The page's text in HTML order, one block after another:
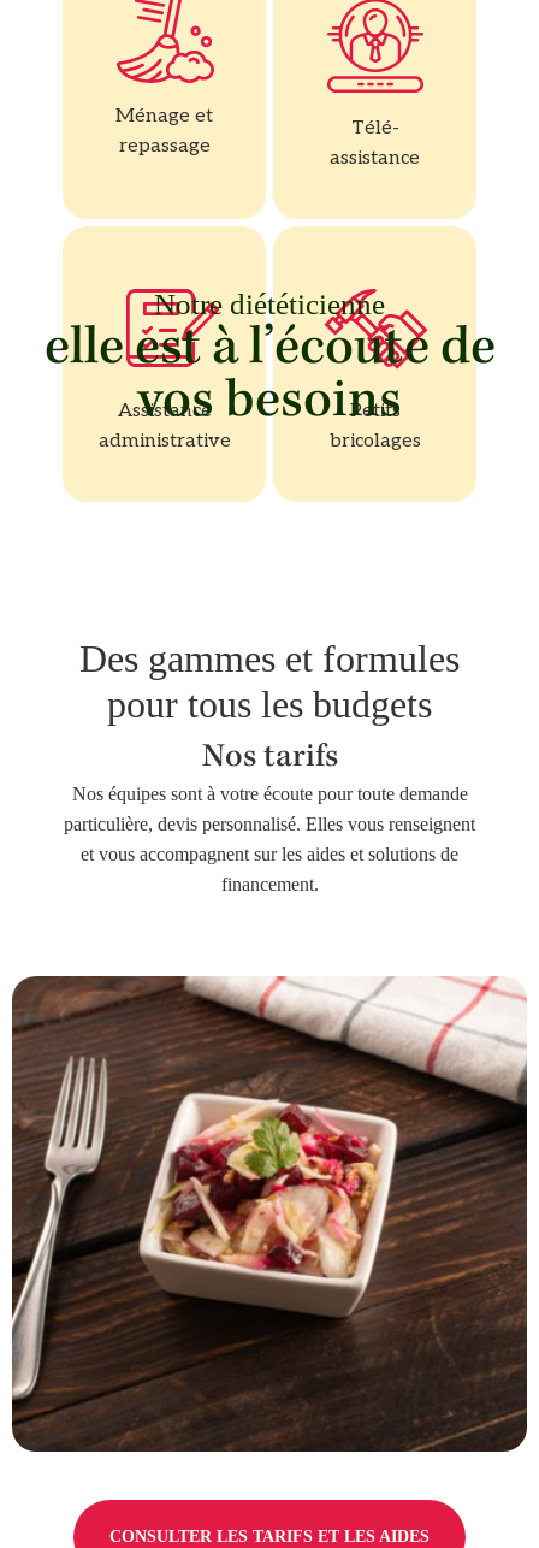
Ménage et
repassage
Télé-
assistance
Assistance
administrative
Petits
bricolages
Notre diététicienne
elle est à l’écoute de
vos besoins
CONSULTER LES TARIFS ET LES AIDES
Des gammes et formules
pour tous les budgets
Nos tarifs
Nos équipes sont à votre écoute pour toute demande
particulière, devis personnalisé. Elles vous renseignent
et vous accompagnent sur les aides et solutions de
financement.